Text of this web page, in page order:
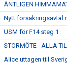
ÄNTLIGEN
Nytt försäkringsavtal
USM för F14 steg 1
STORMÖTE - ALLA
Alice uttagen till